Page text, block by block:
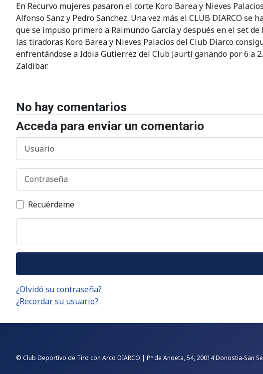
En Recurvo mujeres pasaron el corte Koro Barea y Nieves
Alfonso Sanz y Pedro Sanchez. Una vez más el CLUB DIARCO
que se impuso primero a Raimundo García y después en el set
las tiradoras Koro Barea y Nieves Palacios del Club Diarco
enfrentándose a Idoia Gutierrez del Club Jaurti ganando por 6 a
Zaldibar.
No hay comentarios
Acceda para enviar un comentario
Contraseña
Recuérdeme
¿Olvidó su contraseña?
¿Recordar su usuario?
© Club Deportivo de Tiro con Arco DIARCO | P.º de Anoeta, 54, 20014 Donostia-San